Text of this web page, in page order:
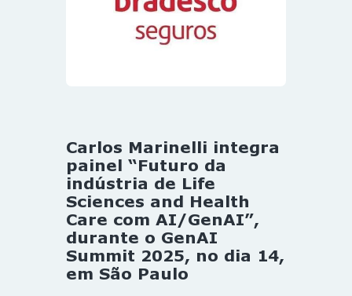
Carlos Marinelli integra
painel “Futuro da
indústria de Life
Sciences and Health
Care com AI/GenAI”,
durante o GenAI
Summit 2025, no dia 14,
em São Paulo